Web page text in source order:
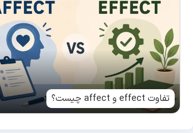
تفاوت effect و affect چیست؟